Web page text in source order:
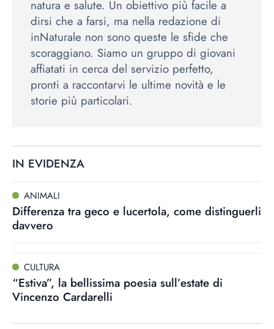
natura e salute. Un obiettivo più facile a
dirsi che a farsi, ma nella redazione di
inNaturale non sono queste le sfide che
scoraggiano. Siamo un gruppo di giovani
affiatati in cerca del servizio perfetto,
pronti a raccontarvi le ultime novità e le
storie più particolari.
IN EVIDENZA
ANIMALI
Differenza tra geco e lucertola, come distinguerli
davvero
CULTURA
“Estiva”, la bellissima poesia sull’estate di
Vincenzo Cardarelli